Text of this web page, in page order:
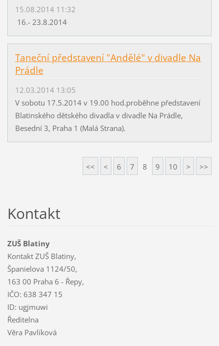
15.08.2014 11:32
16.- 23.8.2014
Taneční představení "Andělé" v divadle Na
Prádle
12.03.2014 13:05
V sobotu 17.5.2014 v 19.00 hod.proběhne představení
Blatinského dětského divadla v divadle Na Prádle,
Besední 3, Praha 1 (Malá Strana).
<< < 6 7 8 9 10 > >>
Kontakt
ZUŠ Blatiny
Kontakt ZUŠ Blatiny,
Španielova 1124/50,
163 00 Praha 6 - Řepy,
IČO: 638 347 15
ID: ugjmuwi
Ředitelna
Věra Pavlíková